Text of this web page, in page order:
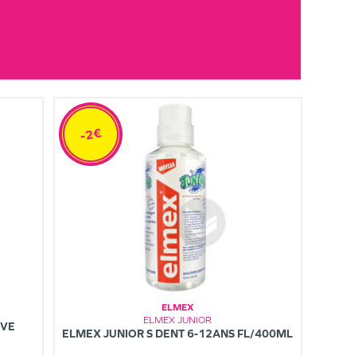
ELMEX
ELMEX JUNIOR
ELMEX JUNIOR S DENT 6-12ANS FL/400ML
-2€